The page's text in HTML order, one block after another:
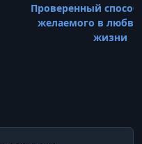
Проверенный способ
желаемого в
жизни